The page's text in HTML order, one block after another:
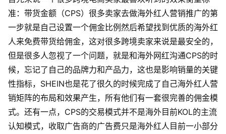
准：带货金额（CPS）很多卖家去做海外红人营销推广的第
一步就是自己设置一个佣金比例然后希望找到优质的海外红
人来免费带货给佣金，这对很多跨境卖家来说是最安全的，
但是很多人忽视了一个问题，就是和海外网红沟通CPS的时
候，忘记了自己的品牌力和产品力，这也是影响销量的关键
性指标，SHEIN也是花了很久的时候完成了自己海外红人营
销矩阵的布局和效果产生，所有他们有一套很完善的佣金模
式。还有一点，CPS的交易模式并不是海外目前KOL的主流
认知模式，收取广告商的广告费只是海外红人目前一小部分